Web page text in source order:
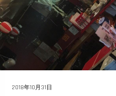
2018年10月31日